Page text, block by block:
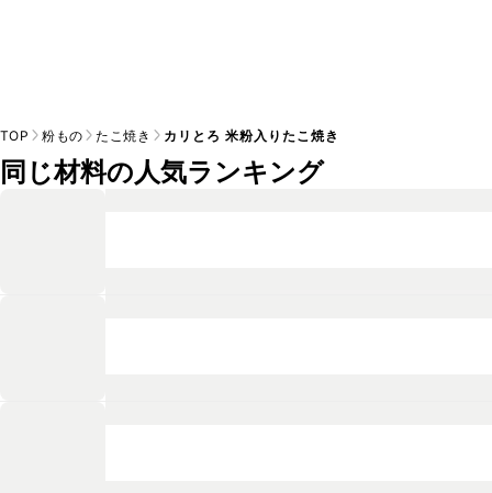
TOP 粉もの たこ焼き カリとろ 米粉入りたこ焼き
同じ材料の人気ランキング